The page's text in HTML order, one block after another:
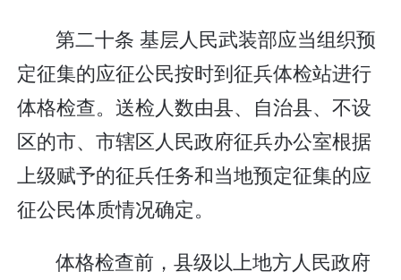
第二十条 基层人民武装部应当组织预
定征集的应征公民按时到征兵体检站进行
体格检查。送检人数由县、自治县、不设
区的市、市辖区人民政府征兵办公室根据
上级赋予的征兵任务和当地预定征集的应
征公民体质情况确定。
体格检查前，县级以上地方人民政府